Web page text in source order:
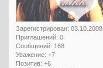
Зарегистрирован: 03.10.2008
Приглашений: 0
Сообщений: 168
Уважение: +7
Позитив: +6